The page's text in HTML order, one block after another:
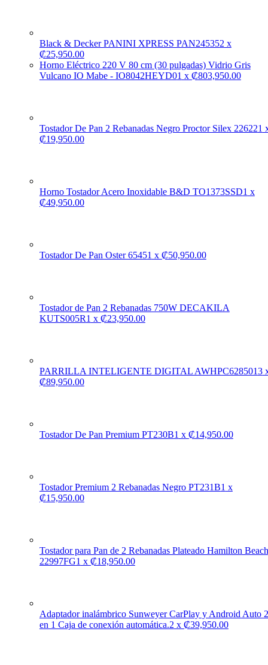
Black & Decker PANINI XPRESS PAN245352 x
₡25,950.00
Horno Eléctrico 220 V 80 cm (30 pulgadas) Vidrio Gris
Vulcano IO Mabe - IO8042HEYD01 x ₡803,950.00
Tostador De Pan 2 Rebanadas Negro Proctor Silex 226221
₡19,950.00
Horno Tostador Acero Inoxidable B&D TO1373SSD1 x
₡49,950.00
Tostador De Pan Oster 65451 x ₡50,950.00
Tostador de Pan 2 Rebanadas 750W DECAKILA
KUTS005R1 x ₡23,950.00
PARRILLA INTELIGENTE DIGITAL AWHPC6285013
₡89,950.00
Tostador De Pan Premium PT230B1 x ₡14,950.00
Tostador Premium 2 Rebanadas Negro PT231B1 x
₡15,950.00
Tostador para Pan de 2 Rebanadas Plateado Hamilton Beach
22997FG1 x ₡18,950.00
Adaptador inalámbrico Sunweyer CarPlay y Android Auto 2
en 1 Caja de conexión automática.2 x ₡39,950.00